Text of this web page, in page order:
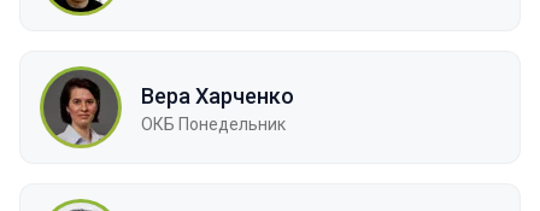
Вера Харченко
ОКБ Понедельник